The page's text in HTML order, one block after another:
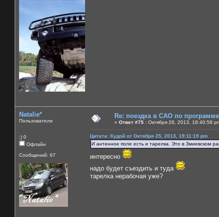
Natalie*
Пользователи
:) 0
Офлайн
Сообщений: 67
Re: поездка в САО по
« Ответ #75 : Октября 26, 2013, 18:40:58
Цитата: Худой от Октября 25, 2013, 19:11:19 pm
И антенное поле есть и тарелка. Это в Змиевском
интересно
надо будет съездить и туда
тарелка нерабочая уже?